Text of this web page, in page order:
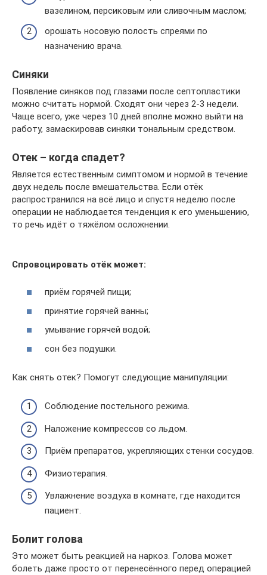
вазелином, персиковым или сливочным маслом;
орошать носовую полость спреями по
назначению врача.
Синяки
Появление синяков под глазами после септопластики
можно считать нормой. Сходят они через 2-3 недели.
Чаще всего, уже через 10 дней вполне можно выйти на
работу, замаскировав синяки тональным средством.
Отек – когда спадет?
Является естественным симптомом и нормой в течение
двух недель после вмешательства. Если отёк
распространился на всё лицо и спустя неделю после
операции не наблюдается тенденция к его уменьшению,
то речь идёт о тяжёлом осложнении.
Спровоцировать отёк может:
приём горячей пищи;
принятие горячей ванны;
умывание горячей водой;
сон без подушки.
Как снять отек? Помогут следующие манипуляции:
Соблюдение постельного режима.
Наложение компрессов со льдом.
Приём препаратов, укрепляющих стенки сосудов.
Физиотерапия.
Увлажнение воздуха в комнате, где находится
пациент.
Болит голова
Это может быть реакцией на наркоз. Голова может
болеть даже просто от перенесённого перед операцией